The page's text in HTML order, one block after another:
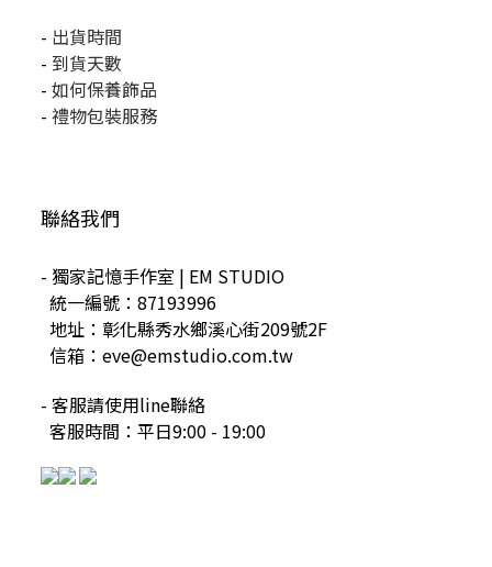
- 出貨時間
- 到貨天數
- 如何保養飾品
- 禮物包裝服務
聯絡我們
- 獨家記憶手作室 | EM STUDIO
統一編號：87193996
地址：彰化縣秀水鄉溪心街209號2F
信箱：eve@emstudio.com.tw
- 客服請使用line聯絡
客服時間：平日9:00 - 19:00